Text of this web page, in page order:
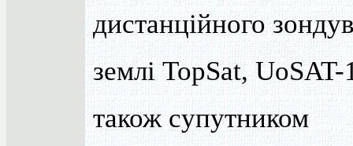
дистанційного
землі TopSat, UoSAT-
також супутником